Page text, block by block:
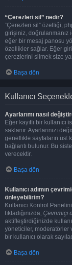
“Çerezleri sil” nedir?
“Çerezleri sil” özelliği,
girişiniz, doğrulanmanız
eğer bir mesaj panosu
özellikler sağlar. Eğer
çerezlerini silmek size
Başa dön
Kullanıcı
Ayarlarımı nasıl
Eğer kayıtlı bir
saklanır. Ayarlarınızı
genellikle sayfaların üst
bağlantı bulunur. Bu
verecektir.
Başa dön
Kullanıcı adımın
önleyebilirim?
Kullanıcı Kontrol
tıkladığınızda, Çevrimiçi
aktifleştirdiğinizde
yöneticiler, moderatörler
bir kullanıcı olarak
Başa dön